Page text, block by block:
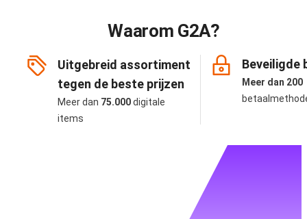
Waarom G2A?
Uitgebreid assortiment
tegen de beste prijzen
Meer dan 75.000digitale
items
Beveiligde
Meer dan 200